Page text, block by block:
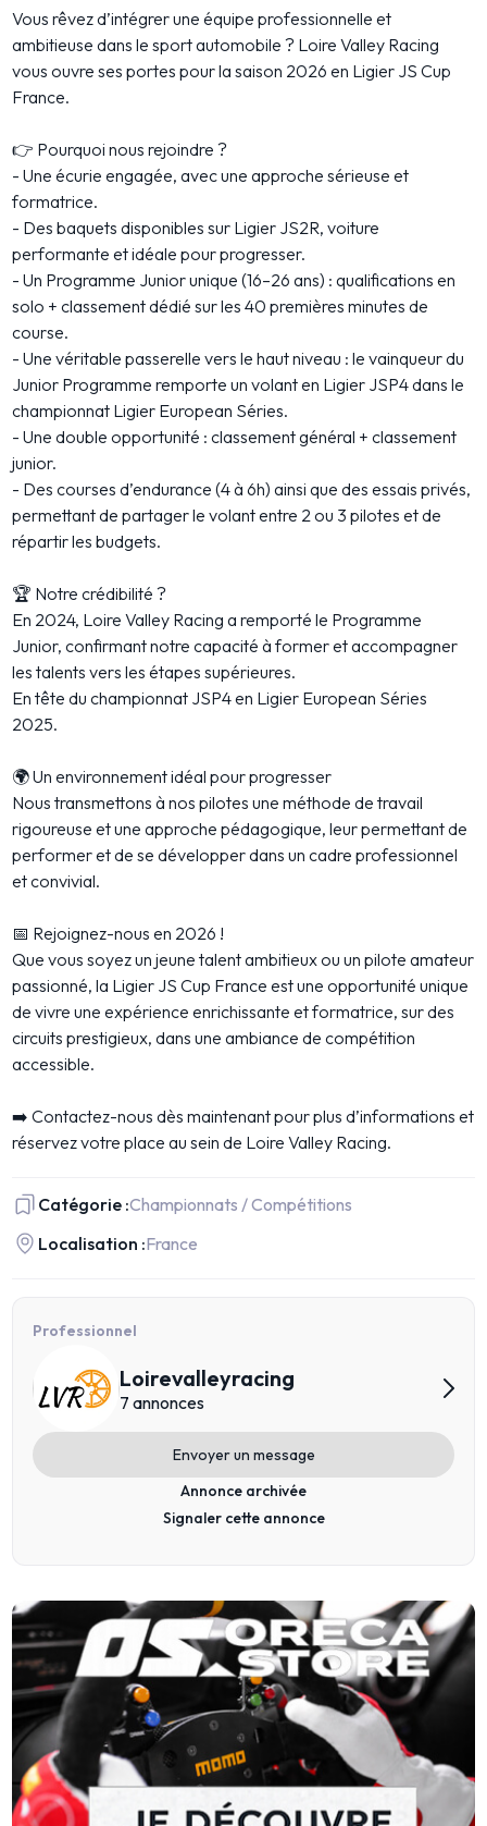
Vous rêvez d’intégrer une équipe professionnelle et
ambitieuse dans le sport automobile ? Loire Valley Racing
vous ouvre ses portes pour la saison 2026 en Ligier JS Cup
France.
👉 Pourquoi nous rejoindre ?
- Une écurie engagée, avec une approche sérieuse et
formatrice.
- Des baquets disponibles sur Ligier JS2R, voiture
performante et idéale pour progresser.
- Un Programme Junior unique (16–26 ans) : qualifications en
solo + classement dédié sur les 40 premières minutes de
course.
- Une véritable passerelle vers le haut niveau : le vainqueur du
Junior Programme remporte un volant en Ligier JSP4 dans le
championnat Ligier European Séries.
- Une double opportunité : classement général + classement
junior.
- Des courses d’endurance (4 à 6h) ainsi que des essais privés,
permettant de partager le volant entre 2 ou 3 pilotes et de
répartir les budgets.
🏆 Notre crédibilité ?
En 2024, Loire Valley Racing a remporté le Programme
Junior, confirmant notre capacité à former et accompagner
les talents vers les étapes supérieures.
En tête du championnat JSP4 en Ligier European Séries
2025.
🌍 Un environnement idéal pour progresser
Nous transmettons à nos pilotes une méthode de travail
rigoureuse et une approche pédagogique, leur permettant de
performer et de se développer dans un cadre professionnel
et convivial.
📅 Rejoignez-nous en 2026 !
Que vous soyez un jeune talent ambitieux ou un pilote amateur
passionné, la Ligier JS Cup France est une opportunité unique
de vivre une expérience enrichissante et formatrice, sur des
circuits prestigieux, dans une ambiance de compétition
accessible.
➡️ Contactez-nous dès maintenant pour plus d’informations et
réservez votre place au sein de Loire Valley Racing.
Catégorie :Championnats / Compétitions
Localisation :France
Professionnel
Loirevalleyracing
7 annonces
Envoyer un message
Annonce archivée
Signaler cette annonce